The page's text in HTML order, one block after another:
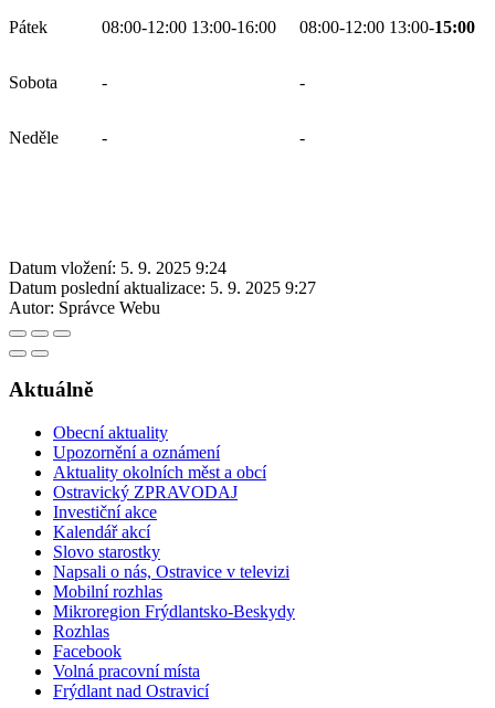
Pátek 08:00-12:00 13:00-16:00 08:00-12:00 13:00-15:00
Sobota - -
Neděle - -
Datum vložení: 5. 9. 2025 9:24
Datum poslední aktualizace: 5. 9. 2025 9:27
Autor: Správce Webu
Aktuálně
Obecní aktuality
Upozornění a oznámení
Aktuality okolních měst a obcí
Ostravický ZPRAVODAJ
Investiční akce
Kalendář akcí
Slovo starostky
Napsali o nás, Ostravice v televizi
Mobilní rozhlas
Mikroregion Frýdlantsko-Beskydy
Rozhlas
Facebook
Volná pracovní místa
Frýdlant nad Ostravicí